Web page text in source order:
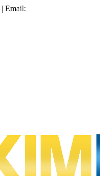
| Email: